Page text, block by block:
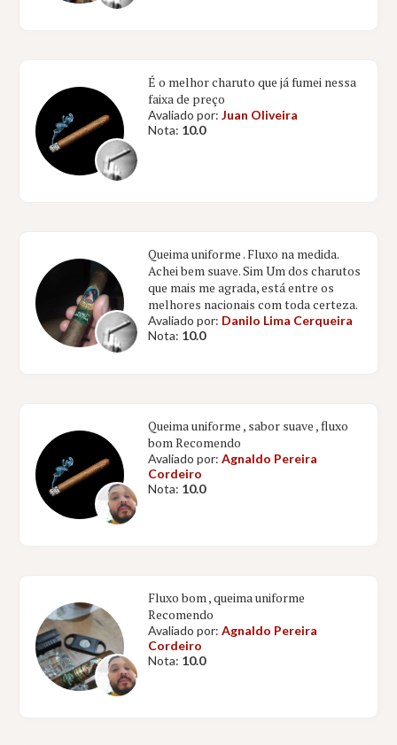
É o melhor charuto que já fumei nessa
faixa de preço
Avaliado por:Juan Oliveira
Nota: 10.0
Queima uniforme . Fluxo na medida.
Achei bem suave. Sim Um dos charutos
que mais me agrada, está entre os
melhores nacionais com toda certeza.
Avaliado por: Danilo Lima Cerqueira
Nota: 10.0
Queima uniforme , sabor suave , fluxo
bom Recomendo
Avaliado por:Agnaldo Pereira
Cordeiro
Nota: 10.0
Fluxo bom , queima uniforme
Recomendo
Avaliado por:Agnaldo Pereira
Cordeiro
Nota: 10.0